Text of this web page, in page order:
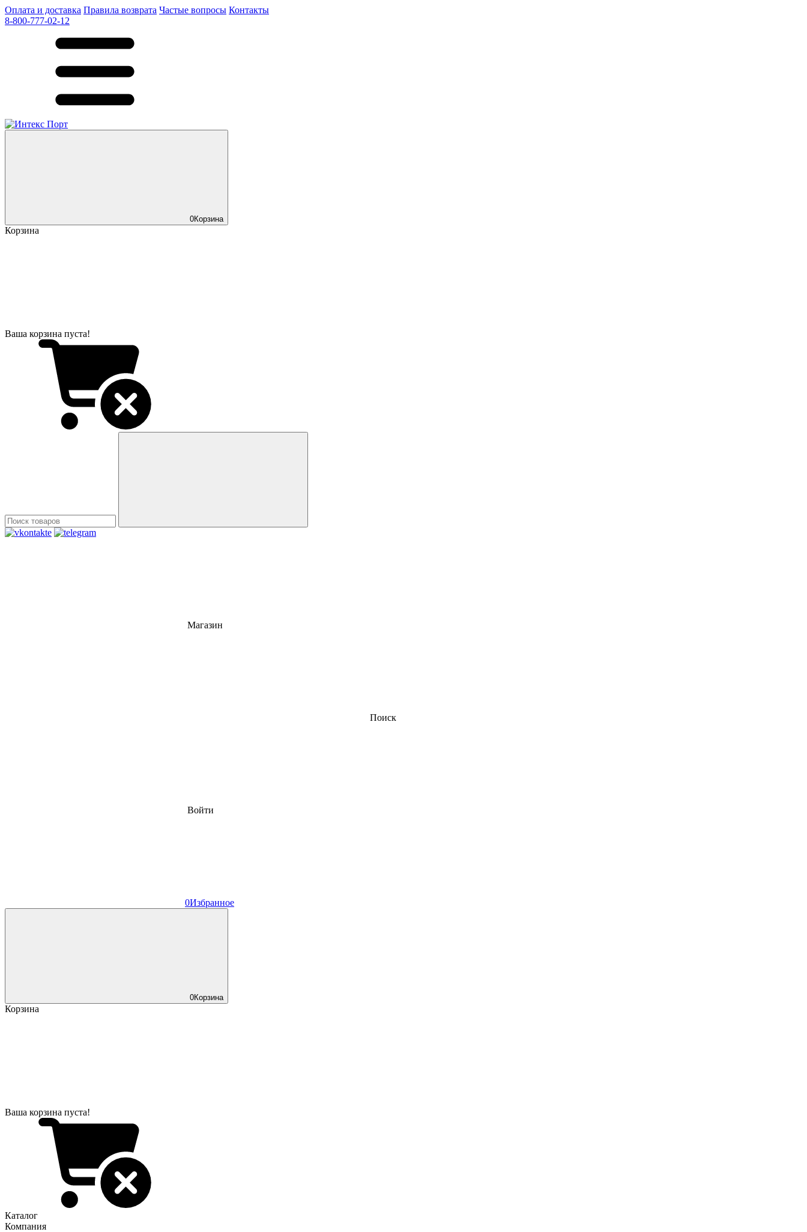
Оплата и доставка Правила возврата Частые вопросы Контакты
8-800-777-02-12
0Корзина
Корзина
Ваша корзина пуста!
Магазин
Поиск
Войти
0Избранное
0Корзина
Корзина
Ваша корзина пуста!
Каталог
Компания